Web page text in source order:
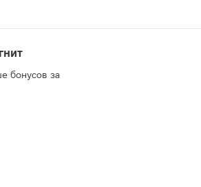
бонусов за